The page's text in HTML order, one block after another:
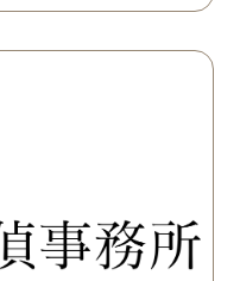
した。あ、もちろん過ぎ
調査が終わって今後どう
とうございました。